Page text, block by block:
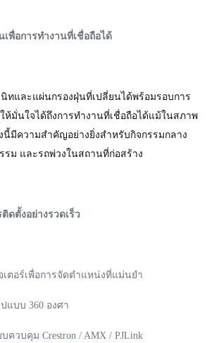
พื่อการทำงานที่เชื่อถือได้
ทและแผ่นกรองฝุ่นที่เปลี่ยนได้พร้อมรอบการ
ห้มั่นใจได้ถึงการทำงานที่เชื่อถือได้แม้ในสภาพ
มีความสำคัญอย่างยิ่งสำหรับกิจกรรมกลาง
รม และรถพ่วงในสถานที่ก่อสร้าง
ดตั้งอย่างรวดเร็ว
ตอร์เพื่อการจัดตำแหน่งที่แม่นยำ
แบบ 360 องศา
ควบคุม Crestron / AMX / PJLink